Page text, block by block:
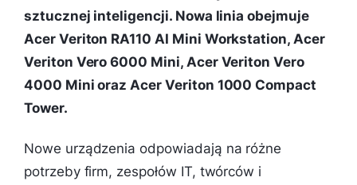
sztucznej inteligencji. Nowa linia obejmuje
Acer Veriton RA110 AI Mini Workstation, Acer
Veriton Vero 6000 Mini, Acer Veriton Vero
4000 Mini oraz Acer Veriton 1000 Compact
Tower.
Nowe urządzenia odpowiadają na różne
potrzeby firm, zespołów IT, twórców i